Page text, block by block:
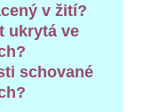
v žití?
ukrytá ve
schované